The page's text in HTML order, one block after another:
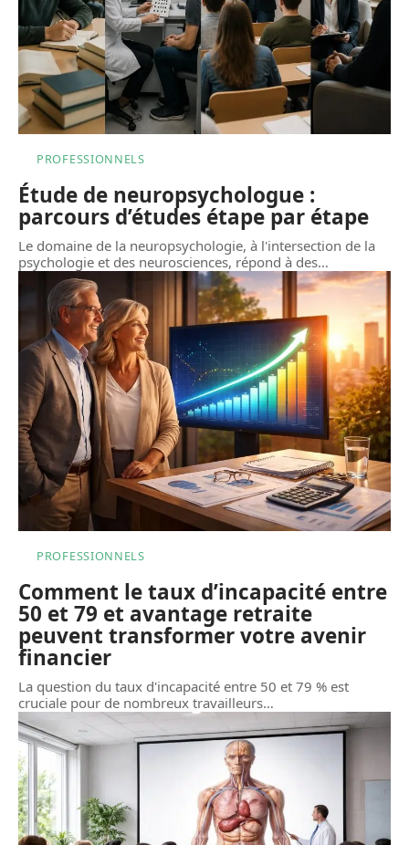
PROFESSIONNELS
Étude de neuropsychologue :
parcours d’études étape par étape
Le domaine de la neuropsychologie, à l'intersection de la
psychologie et des neurosciences, répond à des…
PROFESSIONNELS
Comment le taux d’incapacité entre
50 et 79 et avantage retraite
peuvent transformer votre avenir
financier
La question du taux d'incapacité entre 50 et 79 % est
cruciale pour de nombreux travailleurs…